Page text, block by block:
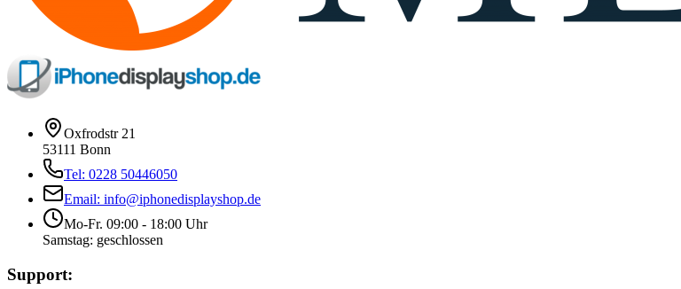
Oxfrodstr 21
53111 Bonn
Tel: 0228 50446050
Email: info@iphonedisplayshop.de
Mo-Fr. 09:00 - 18:00 Uhr
Samstag: geschlossen
Support: